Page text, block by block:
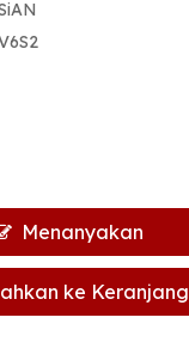
Menanyakan
ke Keranjang